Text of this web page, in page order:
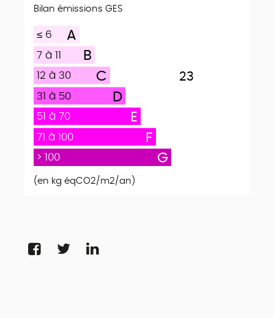
Bilan émissions GES
A
≤ 6
B
7 à 11
23
C
12 à 30
D
31 à 50
E
51 à 70
F
71 à 100
G
> 100
(en kg éqCO2/m2/an)